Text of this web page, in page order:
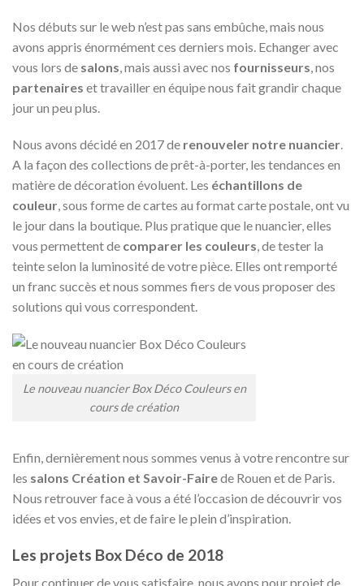
Nos débuts sur le web n’est pas sans embûche, mais nous
avons appris énormément ces derniers mois. Echanger avec
vous lors de salons , mais aussi avec nos fournisseurs , nos
partenaires et travailler en équipe nous fait grandir chaque
jour un peu plus.
Nous avons décidé en 2017 de renouveler notre nuancier.
A la façon des collections de prêt-à-porter, les tendances en
matière de décoration évoluent. Les échantillons de
couleur, sous forme de cartes au format carte postale, ont vu
le jour dans la boutique. Plus pratique que le nuancier, elles
vous permettent de comparer les couleurs, de tester la
teinte selon la luminosité de votre pièce. Elles ont remporté
un franc succès et nous sommes fiers de vous proposer des
solutions qui vous correspondent.
Le nouveau nuancier Box Déco Couleurs en
cours de création
Enfin, dernièrement nous sommes venus à votre rencontre sur
les salons Création et Savoir-Fairede Rouen et de Paris.
Nous retrouver face à vous a été l’occasion de découvrir vos
idées et vos envies, et de faire le plein d’inspiration.
Les projets Box Déco de 2018
Pour continuer de vous satisfaire, nous avons pour projet de